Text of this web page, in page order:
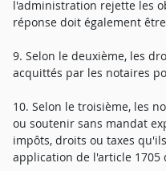
l'administration rejette les
réponse doit également
9. Selon le deuxième, les
acquittés par les notaires
10. Selon le troisième, les
ou soutenir sans mandat
impôts, droits ou taxes
application de l'article 1705